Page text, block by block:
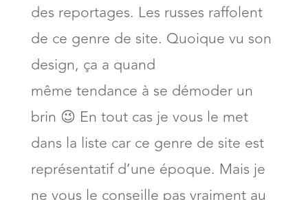
des reportages. Les russes raffolent
de ce genre de site. Quoique vu son
design, ça a quand
même tendance à se démoder un
brin 😉 En tout cas je vous le met
dans la liste car ce genre de site est
représentatif d’une époque. Mais je
ne vous le conseille pas vraiment au